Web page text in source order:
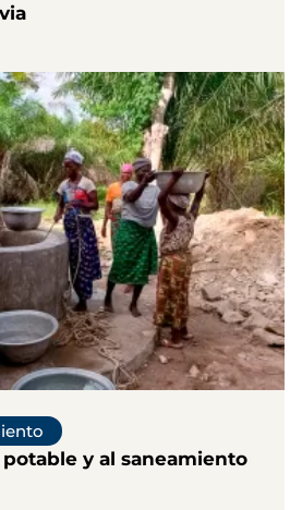
y al saneamiento